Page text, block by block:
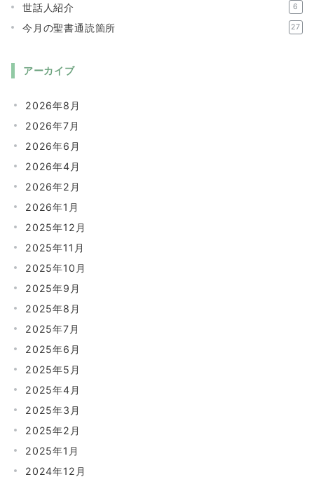
世話人紹介 6
今月の聖書通読箇所 27
アーカイブ
2026年8月
2026年7月
2026年6月
2026年4月
2026年2月
2026年1月
2025年12月
2025年11月
2025年10月
2025年9月
2025年8月
2025年7月
2025年6月
2025年5月
2025年4月
2025年3月
2025年2月
2025年1月
2024年12月